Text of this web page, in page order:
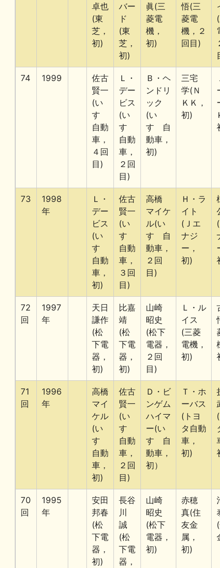
卓也
(東
芝，
初)
バー
ド
(東
芝，
初)
眞(三
菱電
機，
初)
悟(三
菱電
機，２
回目)
74 1999
佐古
賢一
(い
すゞ
自動
車，
４回
目)
Ｌ・
デー
ビス
(い
すゞ
自動
車，
２回
目)
Ｂ・ヘ
ンドリ
ック
(い
すゞ自
動車，
初)
三宅
学(Ｎ
ＫＫ，
初)
73
1998
年
Ｌ・
デー
ビス
(い
すゞ
自動
車，
初)
佐古
賢一
(い
すゞ
自動
車，
３回
目)
高橋
マイケ
ル(い
すゞ自
動車，
２回
目)
Ｈ・ラ
イト
(Ｊエ
ナジ
ー，
初)
72
回
1997
年
天日
謙作
(松
下電
器，
初)
比嘉
靖
(松
下電
器，
初)
山崎
昭史
(松下
電器，
２回
目)
Ｌ・ル
イス
(三菱
電機，
初)
71
回
1996
年
高橋
マイ
ケル
(い
すゞ
自動
車，
初)
佐古
賢一
(い
すゞ
自動
車，
２回
目)
Ｄ・ビ
ンゲム
ハイマ
ー(い
すゞ自
動車，
初）
Ｔ・ホ
ーバス
(トヨ
タ自動
車，
初)
70
回
1995
年
安田
邦春
(松
下電
器，
初)
長谷
川
誠
(松
下電
器，
山崎
昭史
(松下
電器，
初)
赤穂
真(住
友金
属，
初)